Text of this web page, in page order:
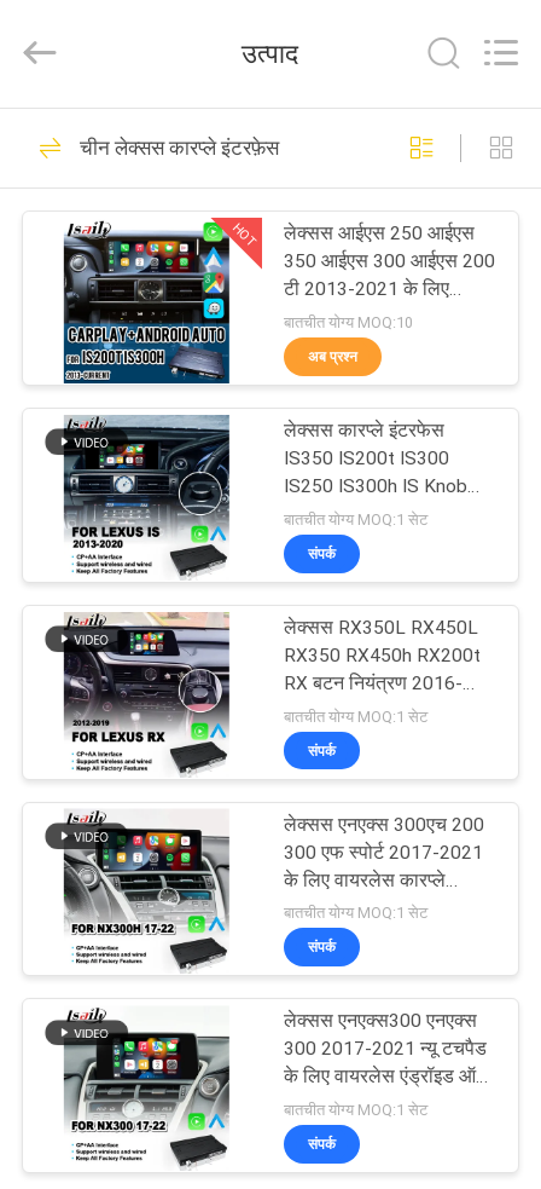
उत्पादों
वीडियो
बारे
कारखाना
भ्रमण
गुणवत्ता
नियंत्रण
संपर्क
करें
समाचार
मामलों
साइटमैप
PRIVACY
POLICY
Electron
Co.,Ltd.
Reserved.
कार नेविगेशन बॉक्स
70
एंड्रॉइड नेविगेशन बॉक्स
56
जीपीएस नेविगेशन बॉक्स
25
लेक्सस वीडियो इंटरफ़ेस
52
उत्पाद
चीन लेक्सस कारप्ले इंटरफ़ेस
HOT
लेक्सस आईएस 250 आईएस
350 आईएस 300 आईएस 200
टी 2013-2021 के लिए
लेक्सस कारप्ले इंटरफ़ेस
बातचीत योग्य MOQ:10
अब प्रश्न
लेक्सस कारप्ले इंटरफेस
IS350 IS200t IS300
IS250 IS300h IS Knob
नियंत्रण 2013-2020 के लिए
बातचीत योग्य MOQ:1 सेट
संपर्क
लेक्सस RX350L RX450L
RX350 RX450h RX200t
RX बटन नियंत्रण 2016-
2019 के लिए वायरलेस कारप्ले
इंटरफ़ेस
बातचीत योग्य MOQ:1 सेट
संपर्क
लेक्सस एनएक्स 300एच 200
300 एफ स्पोर्ट 2017-2021
के लिए वायरलेस कारप्ले
इंटरफ़ेस
बातचीत योग्य MOQ:1 सेट
संपर्क
लेक्सस एनएक्स300 एनएक्स
300 2017-2021 न्यू टचपैड
के लिए वायरलेस एंड्रॉइड ऑटो
कारप्ले इंटरफेस
बातचीत योग्य MOQ:1 सेट
संपर्क